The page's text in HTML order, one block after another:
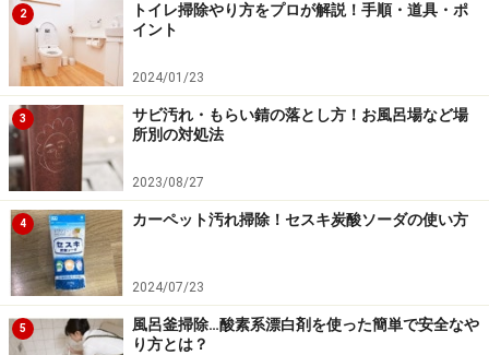
2
トイレ掃除やり方をプロが解説！手順・道具・ポ
イント
2024/01/23
3
サビ汚れ・もらい錆の落とし方！お風呂場など場
所別の対処法
2023/08/27
4 カーペット汚れ掃除！セスキ炭酸ソーダの使い方
2024/07/23
5
風呂釜掃除…酸素系漂白剤を使った簡単で安全なや
り方とは？